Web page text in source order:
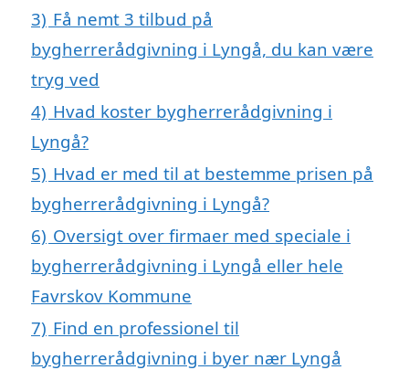
3) Få nemt 3 tilbud på
bygherrerådgivning i Lyngå, du kan være
tryg ved
4) Hvad koster bygherrerådgivning i
Lyngå?
5) Hvad er med til at bestemme prisen på
bygherrerådgivning i Lyngå?
6) Oversigt over firmaer med speciale i
bygherrerådgivning i Lyngå eller hele
Favrskov Kommune
7) Find en professionel til
bygherrerådgivning i byer nær Lyngå